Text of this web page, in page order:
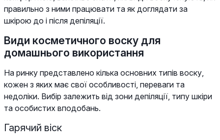
правильно з ними працювати та як доглядати за
шкірою до і після депіляції.
Види косметичного воску для
домашнього використання
На ринку представлено кілька основних типів воску,
кожен з яких має свої особливості, переваги та
недоліки. Вибір залежить від зони депіляції, типу шкіри
та особистих вподобань.
Гарячий віск